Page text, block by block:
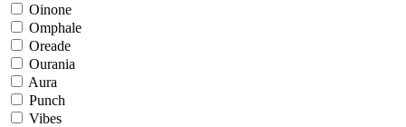
Oinone
Omphale
Oreade
Ourania
Aura
Punch
Vibes